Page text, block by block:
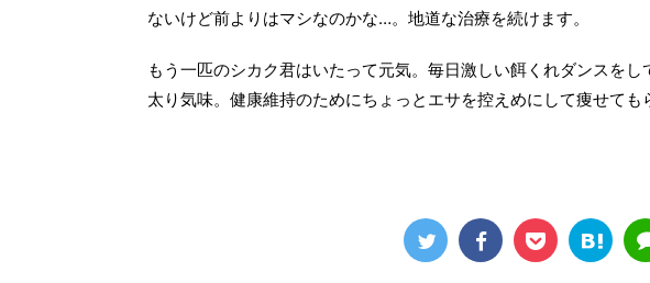
ないけど前よりはマシなのかな…。地道な治療を続けます。
もう一匹のシカク君はいたって元気。毎日激しい餌くれダンスを
太り気味。健康維持のためにちょっとエサを控えめにして痩せても